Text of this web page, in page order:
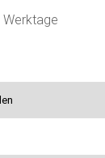
Werktage